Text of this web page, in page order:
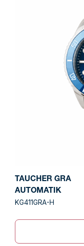
TAUCHER GRA
AUTOMATIK
KG411GRA-H